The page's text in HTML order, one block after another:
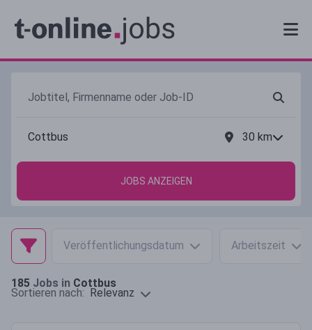
30 km
JOBS ANZEIGEN
Veröffentlichungsdatum Arbeitszeit
185 Jobs in Cottbus
Sortieren nach: Relevanz